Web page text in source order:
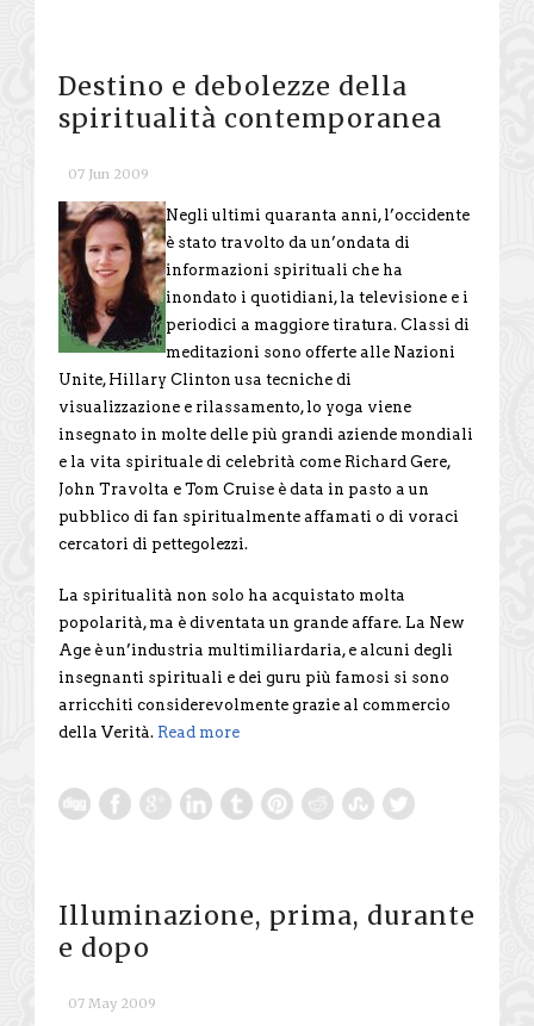
Destino e debolezze della
spiritualità contemporanea
07 Jun 2009
Negli ultimi quaranta anni, l’occidente
è stato travolto da un’ondata di
informazioni spirituali che ha
inondato i quotidiani, la televisione e i
periodici a maggiore tiratura. Classi di
meditazioni sono offerte alle Nazioni
Unite, Hillary Clinton usa tecniche di
visualizzazione e rilassamento, lo yoga viene
insegnato in molte delle più grandi aziende mondiali
e la vita spirituale di celebrità come Richard Gere,
John Travolta e Tom Cruise è data in pasto a un
pubblico di fan spiritualmente affamati o di voraci
cercatori di pettegolezzi.
La spiritualità non solo ha acquistato molta
popolarità, ma è diventata un grande affare. La New
Age è un’industria multimiliardaria, e alcuni degli
insegnanti spirituali e dei guru più famosi si sono
arricchiti considerevolmente grazie al commercio
della Verità. Read more
Illuminazione, prima, durante
e dopo
07 May 2009